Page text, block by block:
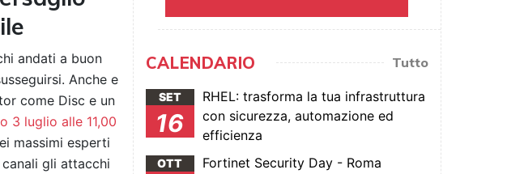
andati a buon
Anche e
come Disc e un
3 luglio alle 11,00
massimi esperti
gli attacchi
CALENDARIO Tutto
SET
16
RHEL: trasforma la tua infrastruttura
con sicurezza, automazione ed
efficienza
OTT Fortinet Security Day - Roma